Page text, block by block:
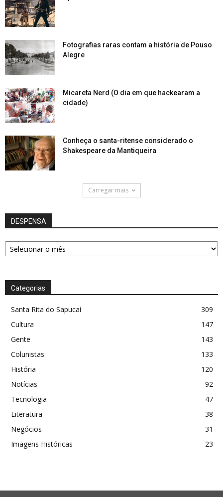
Fotografias raras contam a história de Pouso
Alegre
Micareta Nerd (O dia em que hackearam a
cidade)
Conheça o santa-ritense considerado o
Shakespeare da Mantiqueira
Carregar mais
DESPENSA
DESPENSA
Categorias
Santa Rita do Sapucaí
309
Cultura
147
Gente
143
Colunistas
133
História
120
Notícias
92
Tecnologia
47
Literatura
38
Negócios
31
Imagens Históricas
23